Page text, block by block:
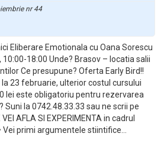
nr 44
Eliberare Emotionala cu Oana Sorescu
18:00 Unde? Brasov – locatia salii
Ce presupune? Oferta Early Bird!!
23 februarie, ulterior costul cursului
lei este obligatoriu pentru rezervarea
Suni la 0742.48.33.33 sau ne scrii pe
VEI AFLA SI EXPERIMENTA in cadrul
Vei primi argumentele stiintifice…